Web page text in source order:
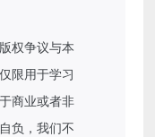
权争议与本
限用于学习
商业或者非
负，我们不